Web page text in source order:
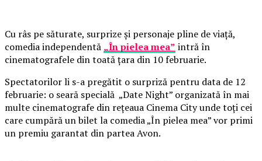
Cu râs pe săturate, surprize și personaje pline de viață,
comedia independentă „În pielea mea” intră în
cinematografele din toată țara din 10 februarie.
Spectatorilor li s-a pregătit o surpriză pentru data de 12
februarie: o seară specială „Date Night” organizată în mai
multe cinematografe din rețeaua Cinema City unde toți cei
care cumpără un bilet la comedia „În pielea mea” vor primi
un premiu garantat din partea Avon.